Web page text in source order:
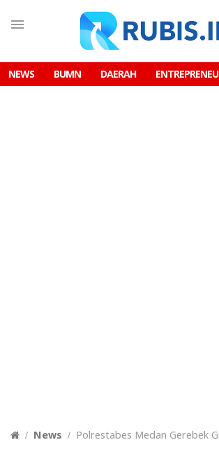
NEWS BUMN DAERAH
News Polrestabes Medan Gerebek